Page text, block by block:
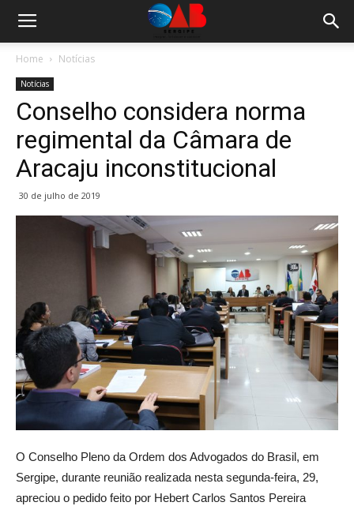
Home Notícias
Notícias
Conselho considera norma
regimental da Câmara de
Aracaju inconstitucional
30 de julho de 2019
O Conselho Pleno da Ordem dos Advogados do Brasil, em
Sergipe, durante reunião realizada nesta segunda-feira, 29,
apreciou o pedido feito por Hebert Carlos Santos Pereira